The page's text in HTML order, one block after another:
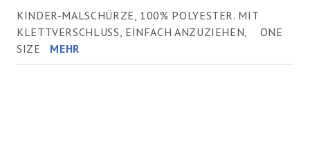
KINDER-MALSCHÜRZE, 100% POLYESTER. MIT
KLETTVERSCHLUSS, EINFACH ANZUZIEHEN, ONE
SIZE MEHR